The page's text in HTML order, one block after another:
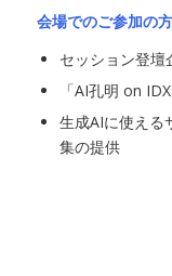
会場でのご参加の
セッション登壇
「AI孔明 on
生成AIに使える
集の提供